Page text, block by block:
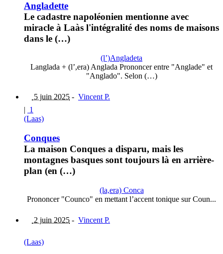
Angladette
Le cadastre napoléonien mentionne avec
miracle à Laàs l'intégralité des noms de maisons
dans le (…)
(l’)Angladeta
Langlada + (l’,era) Anglada Prononcer entre "Anglade" et
"Anglado". Selon (…)
5 juin 2025 - Vincent P.
| 1
(Laas)
Conques
La maison Conques a disparu, mais les
montagnes basques sont toujours là en arrière-
plan (en (…)
(la,era) Conca
Prononcer "Counco" en mettant l’accent tonique sur Coun...
2 juin 2025 - Vincent P.
(Laas)